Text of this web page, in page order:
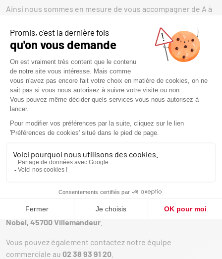
Ainsi nous sommes en mesure de vous accompagner de A à
rénovation. Nous diagnostiquons le besoin ainsi que toutes
les contraintes potentielles, puis conseillons le type
d’appareil et de combustible le plus approprié.
Cheminées avec foyer ou insert, poêle à bois ou granulés,
gaz, nous assurons l’installation, la mise en service ainsi que
le service après-vente si besoin.
Nous pouvons vous proposer un contrat d’entretien, de
l’efficience et la qualité du confort que vous apporte votre
Nous nous déplaçons dans la grande région de Montargis.
Venez découvrir nos produits en magasin au
28 Rue Pierre
Nobel, 45700 Villemandeur
Vous pouvez également contactez notre équipe
commerciale au 02 38 93 91 20